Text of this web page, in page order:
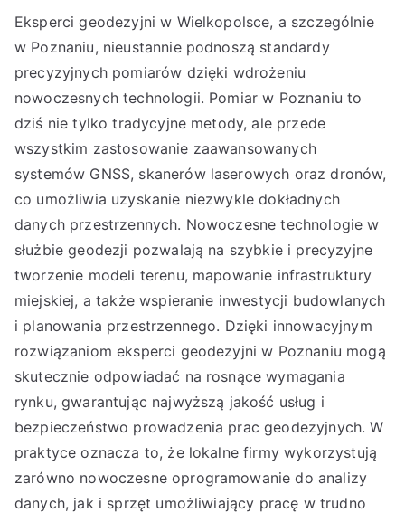
Eksperci geodezyjni w Wielkopolsce, a szczególnie
w Poznaniu, nieustannie podnoszą standardy
precyzyjnych pomiarów dzięki wdrożeniu
nowoczesnych technologii. Pomiar w Poznaniu to
dziś nie tylko tradycyjne metody, ale przede
wszystkim zastosowanie zaawansowanych
systemów GNSS, skanerów laserowych oraz dronów,
co umożliwia uzyskanie niezwykle dokładnych
danych przestrzennych. Nowoczesne technologie w
służbie geodezji pozwalają na szybkie i precyzyjne
tworzenie modeli terenu, mapowanie infrastruktury
miejskiej, a także wspieranie inwestycji budowlanych
i planowania przestrzennego. Dzięki innowacyjnym
rozwiązaniom eksperci geodezyjni w Poznaniu mogą
skutecznie odpowiadać na rosnące wymagania
rynku, gwarantując najwyższą jakość usług i
bezpieczeństwo prowadzenia prac geodezyjnych. W
praktyce oznacza to, że lokalne firmy wykorzystują
zarówno nowoczesne oprogramowanie do analizy
danych, jak i sprzęt umożliwiający pracę w trudno